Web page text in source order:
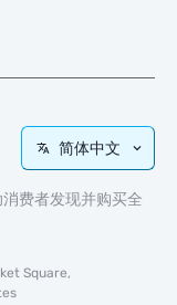
简体中文
费者发现并购买全
Square,